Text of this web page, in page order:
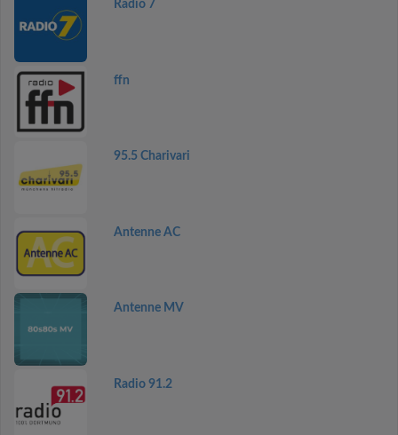
Radio 7
ffn
95.5 Charivari
Antenne AC
Antenne MV
Radio 91.2